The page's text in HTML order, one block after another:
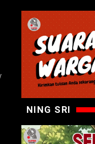
NING SRI